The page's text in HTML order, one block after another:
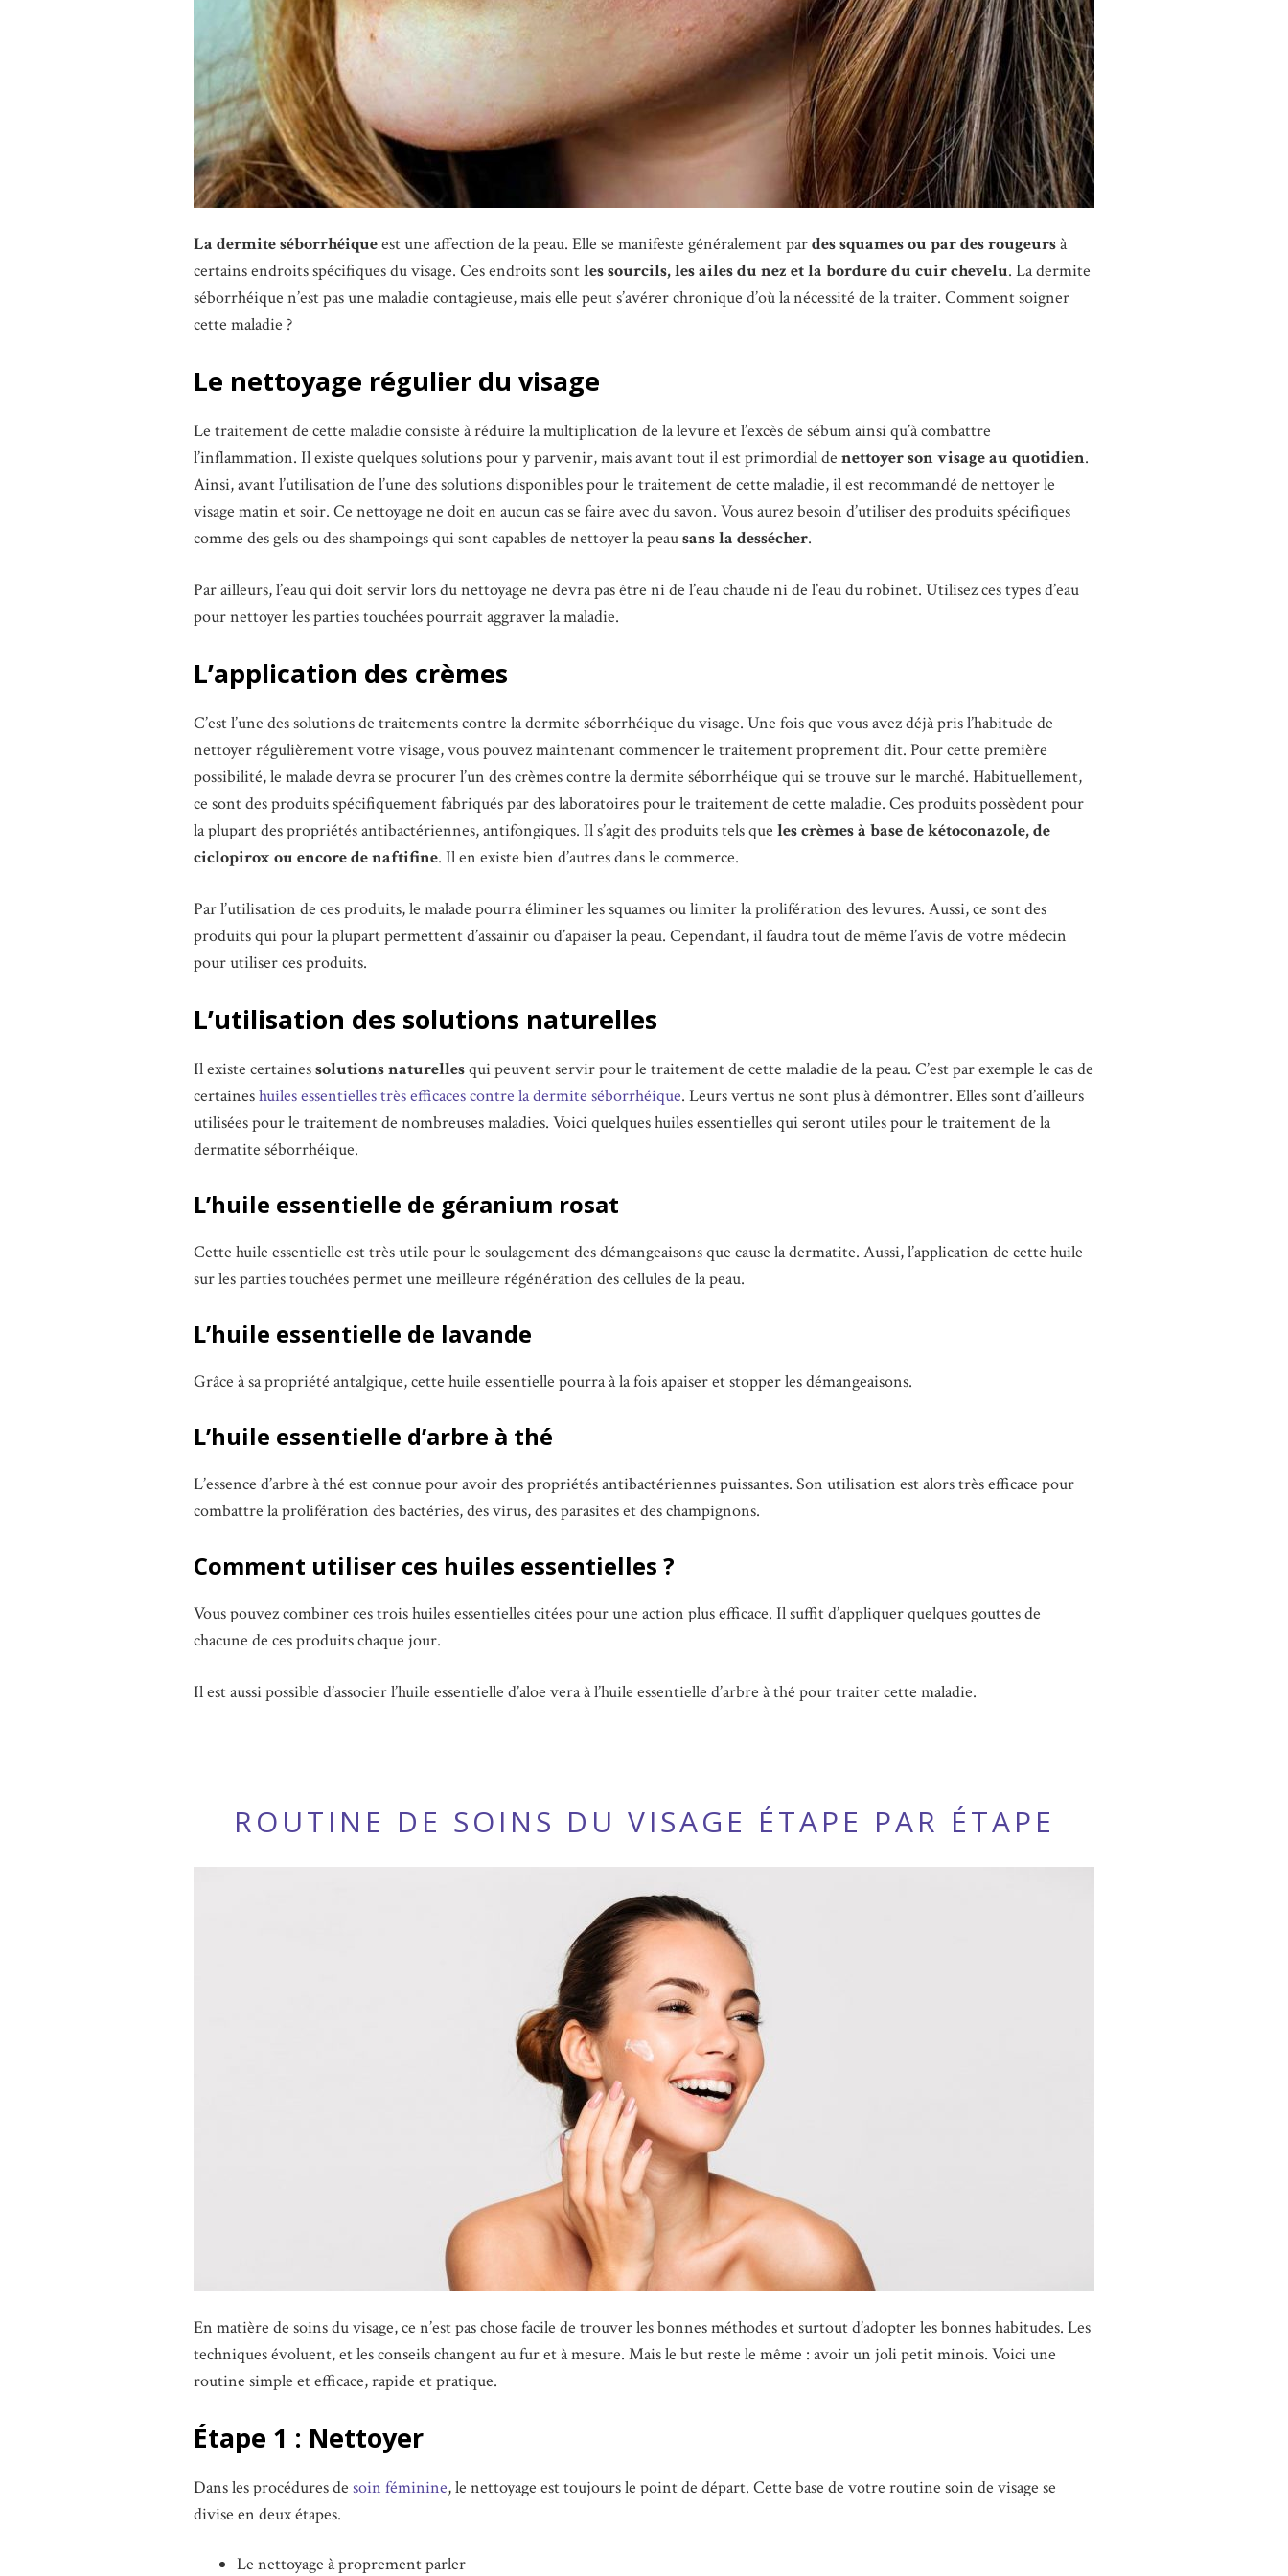
La dermite séborrhéiqueest une affection de la peau. Elle se manifeste généralement pardes squames ou par des rougeursà
certains endroits spécifiques du visage. Ces endroits sontles sourcils, les ailes du nez et la bordure du cuir chevelu. La dermite
séborrhéique n’est pas une maladie contagieuse, mais elle peut s’avérer chronique d’où la nécessité de la traiter. Comment soigner
cette maladie ?
Le nettoyage régulier du visage
Le traitement de cette maladie consiste à réduire la multiplication de la levure et l’excès de sébum ainsi qu’à combattre
l’inflammation. Il existe quelques solutions pour y parvenir, mais avant tout il est primordial de nettoyer son visage au quotidien.
Ainsi, avant l’utilisation de l’une des solutions disponibles pour le traitement de cette maladie, il est recommandé de nettoyer le
visage matin et soir. Ce nettoyage ne doit en aucun cas se faire avec du savon. Vous aurez besoin d’utiliser des produits spécifiques
comme des gels ou des shampoings qui sont capables de nettoyer la peausans la dessécher.
Par ailleurs, l’eau qui doit servir lors du nettoyage ne devra pas être ni de l’eau chaude ni de l’eau du robinet. Utilisez ces types d’eau
pour nettoyer les parties touchées pourrait aggraver la maladie.
L’application des crèmes
C’est l’une des solutions de traitements contre la dermite séborrhéique du visage. Une fois que vous avez déjà pris l’habitude de
nettoyer régulièrement votre visage, vous pouvez maintenant commencer le traitement proprement dit. Pour cette première
possibilité, le malade devra se procurer l’un des crèmes contre la dermite séborrhéique qui se trouve sur le marché. Habituellement,
ce sont des produits spécifiquement fabriqués par des laboratoires pour le traitement de cette maladie. Ces produits possèdent pour
la plupart des propriétés antibactériennes, antifongiques. Il s’agit des produits tels que les crèmes à base de kétoconazole, de
ciclopirox ou encore de naftifine. Il en existe bien d’autres dans le commerce.
Par l’utilisation de ces produits, le malade pourra éliminer les squames ou limiter la prolifération des levures. Aussi, ce sont des
produits qui pour la plupart permettent d’assainir ou d’apaiser la peau. Cependant, il faudra tout de même l’avis de votre médecin
pour utiliser ces produits.
L’utilisation des solutions naturelles
Il existe certainessolutions naturellesqui peuvent servir pour le traitement de cette maladie de la peau. C’est par exemple le cas de
certaineshuiles essentielles très efficaces contre la dermite séborrhéique. Leurs vertus ne sont plus à démontrer. Elles sont d’ailleurs
utilisées pour le traitement de nombreuses maladies. Voici quelques huiles essentielles qui seront utiles pour le traitement de la
dermatite séborrhéique.
L’huile essentielle de géranium rosat
Cette huile essentielle est très utile pour le soulagement des démangeaisons que cause la dermatite. Aussi, l’application de cette huile
sur les parties touchées permet une meilleure régénération des cellules de la peau.
L’huile essentielle de lavande
Grâce à sa propriété antalgique, cette huile essentielle pourra à la fois apaiser et stopper les démangeaisons.
L’huile essentielle d’arbre à thé
L’essence d’arbre à thé est connue pour avoir des propriétés antibactériennes puissantes. Son utilisation est alors très efficace pour
combattre la prolifération des bactéries, des virus, des parasites et des champignons.
Comment utiliser ces huiles essentielles ?
Vous pouvez combiner ces trois huiles essentielles citées pour une action plus efficace. Il suffit d’appliquer quelques gouttes de
chacune de ces produits chaque jour.
Il est aussi possible d’associer l’huile essentielle d’aloe vera à l’huile essentielle d’arbre à thé pour traiter cette maladie.
ROUTINE DE SOINS DU VISAGE ÉTAPE PAR ÉTAPE
En matière de soins du visage, ce n’est pas chose facile de trouver les bonnes méthodes et surtout d’adopter les bonnes habitudes. Les
techniques évoluent, et les conseils changent au fur et à mesure. Mais le but reste le même : avoir un joli petit minois. Voici une
routine simple et efficace, rapide et pratique.
Étape 1 : Nettoyer
Dans les procédures de soin féminine, le nettoyage est toujours le point de départ. Cette base de votre routine soin de visage se
divise en deux étapes.
Le nettoyage à proprement parler